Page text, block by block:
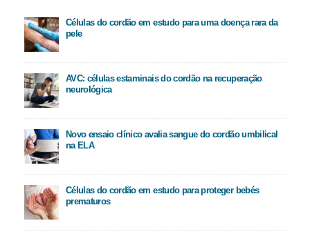
Células do cordão em estudo para uma doença rara da
pele
AVC: células estaminais do cordão na recuperação
neurológica
Novo ensaio clínico avalia sangue do cordão umbilical
na ELA
Células do cordão em estudo para proteger bebés
prematuros